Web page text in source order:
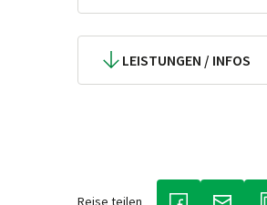
Reise teilen
LEISTUNGEN / INFOS